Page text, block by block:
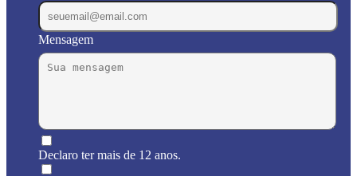
Mensagem
Declaro ter mais de 12 anos.